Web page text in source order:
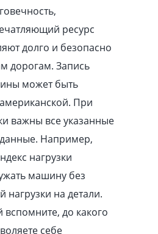
ресурс
долго и безопасно
дорогам. Запись
может быть
При
важны все указанные
Например,
нагрузки
машину без
нагрузки на детали.
вспомните, до какого
себе